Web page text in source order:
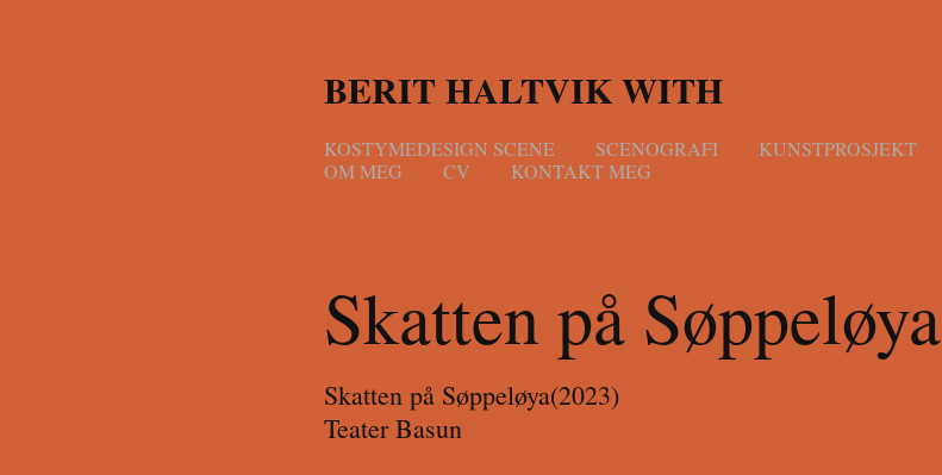
BERIT HALTVIK WITH
KOSTYMEDESIGN SCENE SCENOGRAFI KUNSTPROSJEKT
OM MEG
CV KONTAKT MEG
Skatten på Søppeløya
Skatten på Søppeløya(2023)
Teater Basun